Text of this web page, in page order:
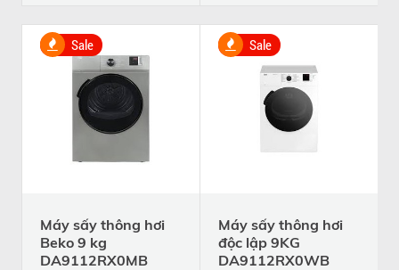
Sale
Máy sấy thông hơi
Beko 9 kg
DA9112RX0MB
Sale
Máy sấy thông hơi
độc lập 9KG
DA9112RX0WB